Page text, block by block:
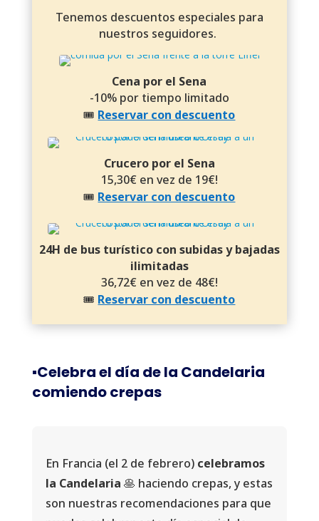
Tenemos descuentos especiales para
nuestros seguidores.
Cena por el Sena
-10% por tiempo limitado
🎟️ Reservar con descuento
Crucero por el Sena
15,30€ en vez de 19€!
🎟️ Reservar con descuento
24H de bus turístico con subidas y bajadas
ilimitadas
36,72€ en vez de 48€!
🎟️ Reservar con descuento
▪️Celebra el día de la Candelaria
comiendo crepas
En Francia (el 2 de febrero) celebramos
la Candelaria 🥞 haciendo crepas, y estas
son nuestras recomendaciones para que